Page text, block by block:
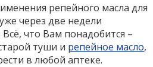
репейного масла для
через две недели
что Вам понадобится –
туши и репейное масло,
в любой аптеке.